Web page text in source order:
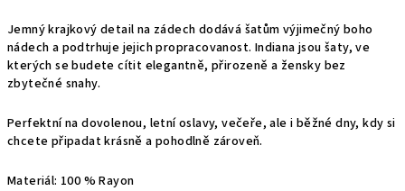
Jemný krajkový detail na zádech dodává šatům výjimečný boho
nádech a podtrhuje jejich propracovanost. Indiana jsou šaty, ve
kterých se budete cítit elegantně, přirozeně a žensky bez
zbytečné snahy.
Perfektní na dovolenou, letní oslavy, večeře, ale i běžné dny, kdy si
chcete připadat krásně a pohodlně zároveň.
Materiál: 100 % Rayon